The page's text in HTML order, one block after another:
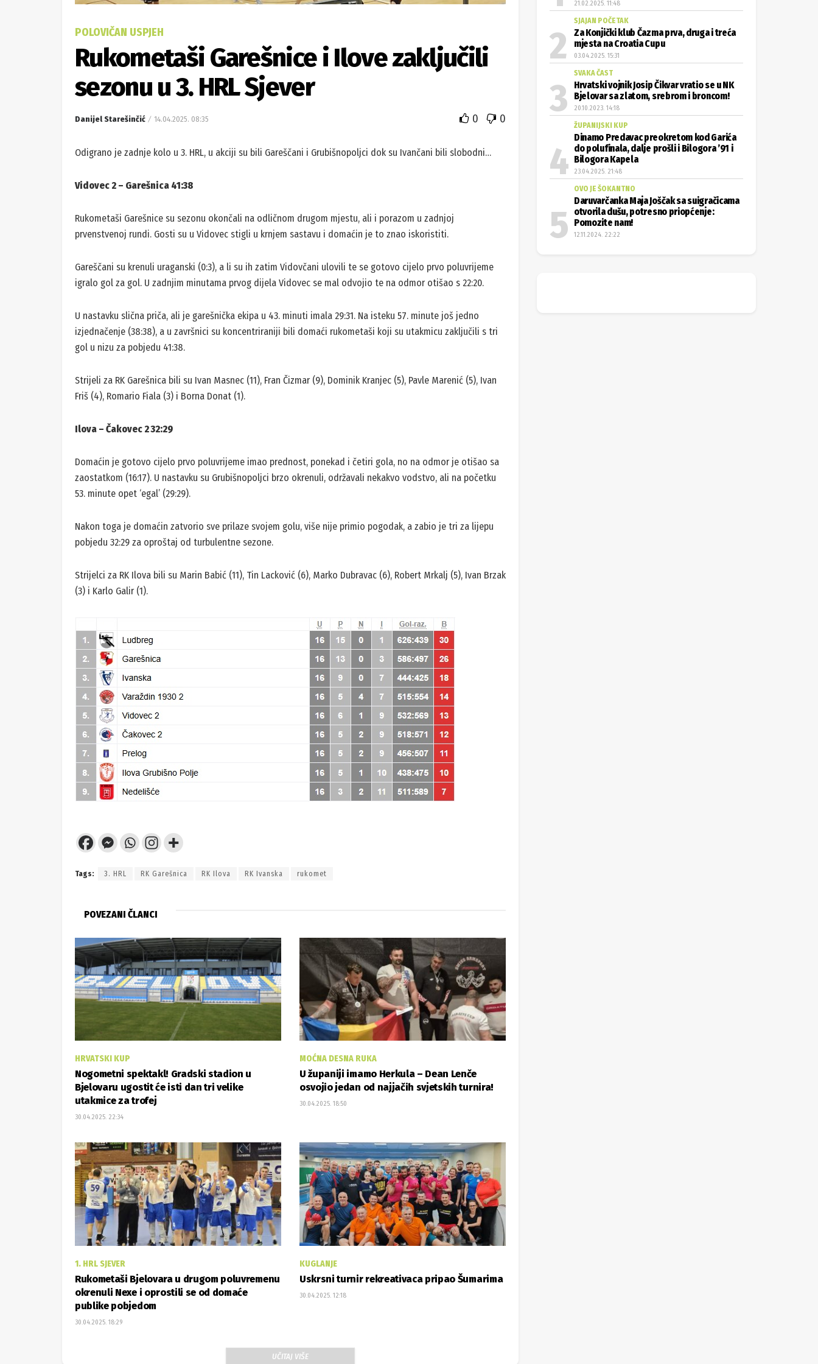
POLOVIČAN USPJEH
Rukometaši Garešnice i Ilove zaključili
sezonu u 3. HRL Sjever
Danijel Starešinčić 14.04.2025. 08:35 0 0
Odigrano je zadnje kolo u 3. HRL, u akciji su bili Gareščani i Grubišnopoljci dok su Ivančani bili slobodni…
Vidovec 2 – Garešnica 41:38
Rukometaši Garešnice su sezonu okončali na odličnom drugom mjestu, ali i porazom u zadnjoj
prvenstvenoj rundi. Gosti su u Vidovec stigli u krnjem sastavu i domaćin je to znao iskoristiti.
Gareščani su krenuli uraganski (0:3), a li su ih zatim Vidovčani ulovili te se gotovo cijelo prvo poluvrijeme
igralo gol za gol. U zadnjim minutama prvog dijela Vidovec se mal odvojio te na odmor otišao s 22:20.
U nastavku slična priča, ali je garešnička ekipa u 43. minuti imala 29:31. Na isteku 57. minute još jedno
izjednačenje (38:38), a u završnici su koncentriraniji bili domaći rukometaši koji su utakmicu zaključili s tri
gol u nizu za pobjedu 41:38.
Strijeli za RK Garešnica bili su Ivan Masnec (11), Fran Čizmar (9), Dominik Kranjec (5), Pavle Marenić (5), Ivan
Friš (4), Romario Fiala (3) i Borna Donat (1).
Ilova – Čakovec 2 32:29
Domaćin je gotovo cijelo prvo poluvrijeme imao prednost, ponekad i četiri gola, no na odmor je otišao sa
zaostatkom (16:17). U nastavku su Grubišnopoljci brzo okrenuli, održavali nekakvo vodstvo, ali na početku
53. minute opet ‘egal’ (29:29).
Nakon toga je domaćin zatvorio sve prilaze svojem golu, više nije primio pogodak, a zabio je tri za lijepu
pobjedu 32:29 za oproštaj od turbulentne sezone.
Strijelci za RK Ilova bili su Marin Babić (11), Tin Lacković (6), Marko Dubravac (6), Robert Mrkalj (5), Ivan Brzak
(3) i Karlo Galir (1).
Tags: 3. HRL RK Garešnica RK Ilova RK Ivanska rukomet
POVEZANI ČLANCI
HRVATSKI KUP
Nogometni spektakl! Gradski stadion u
Bjelovaru ugostit će isti dan tri velike
utakmice za trofej
30.04.2025. 22:34
MOĆNA DESNA RUKA
U županiji imamo Herkula – Dean Lenče
osvojio jedan od najjačih svjetskih turnira!
30.04.2025. 18:50
1. HRL SJEVER
Rukometaši Bjelovara u drugom poluvremenu
okrenuli Nexe i oprostili se od domaće
publike pobjedom
30.04.2025. 18:29
KUGLANJE
Uskrsni turnir rekreativaca pripao Šumarima
30.04.2025. 12:18
UČITAJ VIŠE
21.02.2025. 11:48
SJAJAN POČETAK
Za Konjički klub Čazma prva, druga i treća
mjesta na Croatia Cupu
03.04.2025. 15:31
SVAKA ČAST
Hrvatski vojnik Josip Čikvar vratio se u NK
Bjelovar sa zlatom, srebrom i broncom!
20.10.2023. 14:18
ŽUPANIJSKI KUP
Dinamo Predavac preokretom kod Garića
do polufinala, dalje prošli i Bilogora ’91 i
Bilogora Kapela
23.04.2025. 21:48
OVO JE ŠOKANTNO
Daruvarčanka Maja Joščak sa suigračicama
otvorila dušu, potresno priopćenje:
Pomozite nam!
12.11.2024. 22:22